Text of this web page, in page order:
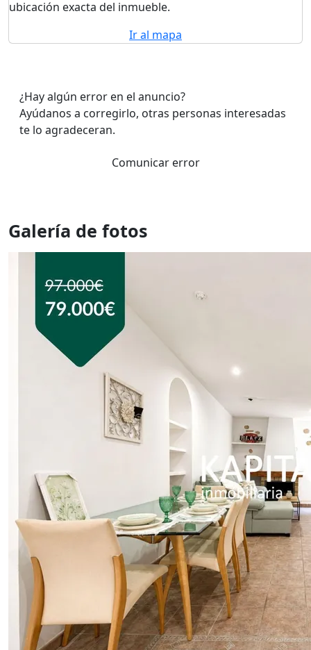
ubicación exacta del inmueble.
Ir al mapa
¿Hay algún error en el anuncio?
Ayúdanos a corregirlo, otras personas interesadas
te lo agradeceran.
Comunicar error
Galería de fotos